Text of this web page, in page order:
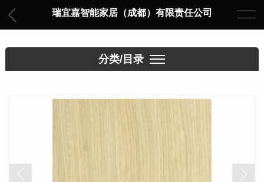
瑞宜嘉智能家居（成都）有限责任公司
分类/目录